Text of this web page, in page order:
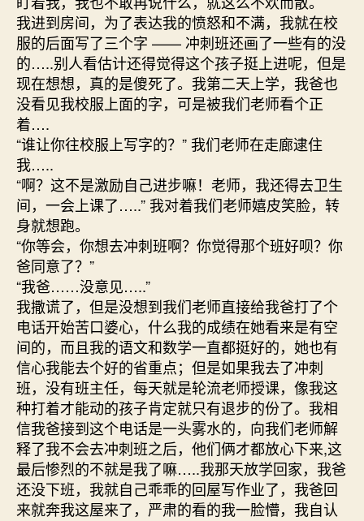
我进到房间，为了表达我的愤怒和不满，我就在校
服的后面写了三个字 —— 冲刺班还画了一些有的没
的…..别人看估计还得觉得这个孩子挺上进呢，但是
现在想想，真的是傻死了。我第二天上学，我爸也
没看见我校服上面的字，可是被我们老师看个正
着….
“谁让你往校服上写字的？” 我们老师在走廊逮住
我…..
“啊？这不是激励自己进步嘛！老师，我还得去卫生
间，一会上课了…..” 我对着我们老师嬉皮笑脸，转
身就想跑。
“你等会，你想去冲刺班啊？你觉得那个班好呗？你
爸同意了？”
“我爸……没意见…..”
我撒谎了，但是没想到我们老师直接给我爸打了个
电话开始苦口婆心，什么我的成绩在她看来是有空
间的，而且我的语文和数学一直都挺好的，她也有
信心我能去个好的省重点；但是如果我去了冲刺
班，没有班主任，每天就是轮流老师授课，像我这
种打着才能动的孩子肯定就只有退步的份了。我相
信我爸接到这个电话是一头雾水的，向我们老师解
释了我不会去冲刺班之后，他们俩才都放心下来,这
最后惨烈的不就是我了嘛…..我那天放学回家，我爸
还没下班，我就自己乖乖的回屋写作业了，我爸回
来就奔我这屋来了，严肃的看的我一脸懵，我自认